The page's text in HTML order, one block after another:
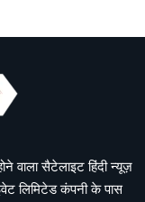
वाला सैटेलाइट हिंदी न्यूज़
लिमिटेड कंपनी के पास